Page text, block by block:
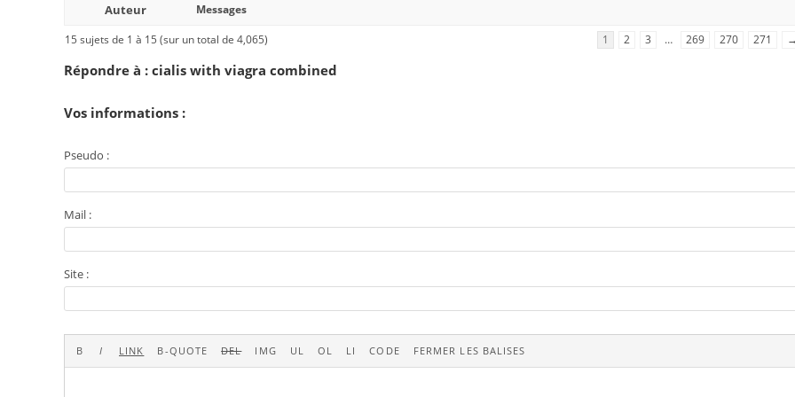
Auteur
Messages
15 sujets de 1 à 15 (sur un total de 4,065)
1 2 3 … 269 270 271
Répondre à : cialis with viagra combined
Vos informations :
Pseudo :
Mail :
Site :